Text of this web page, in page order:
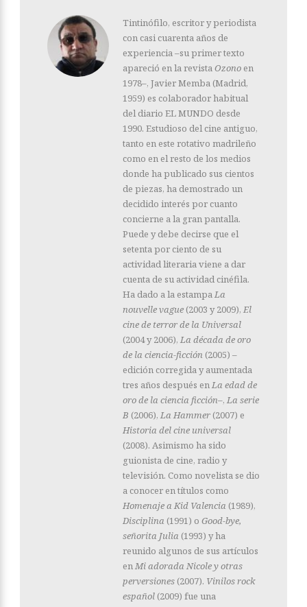
Tintinófilo, escritor y periodista
con casi cuarenta años de
experiencia –su primer texto
apareció en la revistaOzono en
1978–, Javier Memba (Madrid,
1959) es colaborador habitual
del diario EL MUNDO desde
1990. Estudioso del cine antiguo,
tanto en este rotativo madrileño
como en el resto de los medios
donde ha publicado sus cientos
de piezas, ha demostrado un
decidido interés por cuanto
concierne a la gran pantalla.
Puede y debe decirse que el
setenta por ciento de su
actividad literaria viene a dar
cuenta de su actividad cinéfila.
Ha dado a la estampaLa
nouvelle vague (2003 y 2009), El
cine de terror de la Universal
(2004 y 2006), La década de oro
de la ciencia-ficción (2005) –
edición corregida y aumentada
tres años después enLa edad de
oro de la ciencia ficción–, La serie
B (2006), La Hammer (2007) e
Historia del cine universal
(2008). Asimismo ha sido
guionista de cine, radio y
televisión. Como novelista se dio
a conocer en títulos como
Homenaje a Kid Valencia (1989),
Disciplina (1991) o Good-bye,
señorita Julia (1993) y ha
reunido algunos de sus artículos
enMi adorada Nicole y otras
perversiones (2007). Vinilos rock
español (2009) fue una